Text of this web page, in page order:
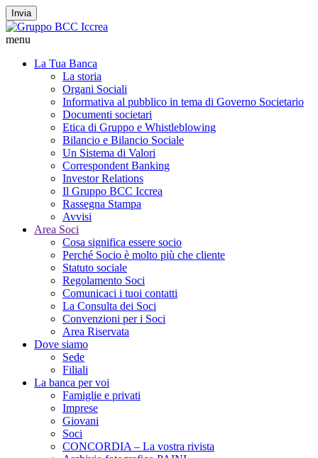
Invia
menu
La Tua Banca
La storia
Organi Sociali
Informativa al pubblico in tema di Governo Societario
Documenti societari
Etica di Gruppo e Whistleblowing
Bilancio e Bilancio Sociale
Un Sistema di Valori
Correspondent Banking
Investor Relations
Il Gruppo BCC Iccrea
Rassegna Stampa
Avvisi
Area Soci
Cosa significa essere socio
Perché Socio è molto più che cliente
Statuto sociale
Regolamento Soci
Comunicaci i tuoi contatti
La Consulta dei Soci
Convenzioni per i Soci
Area Riservata
Dove siamo
Sede
Filiali
La banca per voi
Famiglie e privati
Imprese
Giovani
Soci
CONCORDIA – La vostra rivista